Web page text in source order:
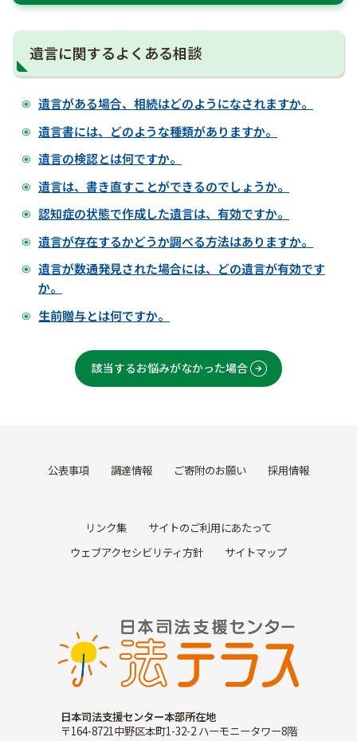
遺言に関するよくある相談
遺言がある場合、相続はどのようになされますか。
遺言書には、どのような種類がありますか。
遺言の検認とは何ですか。
遺言は、書き直すことができるのでしょうか。
認知症の状態で作成した遺言は、有効ですか。
遺言が存在するかどうか調べる方法はありますか。
遺言が数通発見された場合には、どの遺言が有効です
か。
生前贈与とは何ですか。
該当するお悩みがなかった場合
公表事項 調達情報 ご寄附のお願い 採用情報
リンク集
サイトのご利用にあたって
ウェブアクセシビリティ方針
サイトマップ
日本司法支援センター本部所在地
〒164-8721中野区本町1-32-2 ハーモニータワー8階